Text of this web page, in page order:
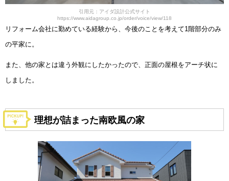
引用元：アイダ設計公式サイト
https://www.aidagroup.co.jp/order/voice/view/118
リフォーム会社に勤めている経験から、今後のことを考えて1階部分のみ
の平家に。
また、他の家とは違う外観にしたかったので、正面の屋根をアーチ状に
しました。
理想が詰まった南欧風の家